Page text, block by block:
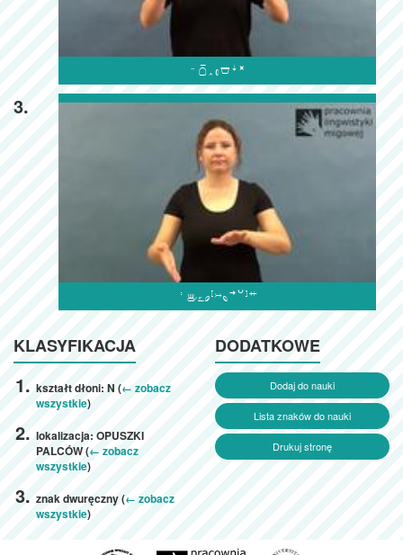

3.

KLASYFIKACJA
kształt dłoni: N (← zobacz
wszystkie)
lokalizacja: OPUSZKI
PALCÓW (← zobacz
wszystkie)
znak dwuręczny (← zobacz
wszystkie)
DODATKOWE
Dodaj do nauki
Lista znaków do nauki
Drukuj stronę